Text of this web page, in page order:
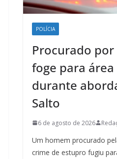
POLÍCIA
Procurado
foge para
durante
Salto
6 de agosto de 2026
Um homem procurado
crime de estupro fugiu